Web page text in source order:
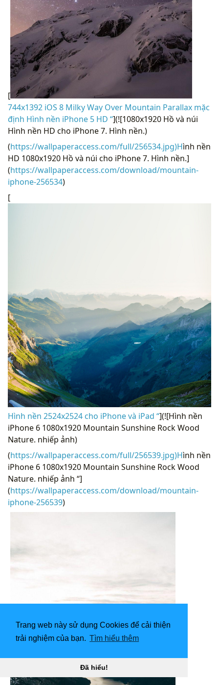
Trang web này sử dụng Cookies để cải thiện
trải nghiệm của bạn. Tìm hiểu thêm
Đã hiểu!
[
744x1392 iOS 8 Milky Way Over Mountain Parallax mặc
định Hình nền iPhone 5 HD “](![1080x1920 Hồ và núi
Hình nền HD cho iPhone 7. Hình nền.)
(https://wallpaperaccess.com/full/256534.jpg)Hình nền
HD 1080x1920 Hồ và núi cho iPhone 7. Hình nền.]
(https://wallpaperaccess.com/download/mountain-
iphone-256534)
[
Hình nền 2524x2524 cho iPhone và iPad “](![Hình nền
iPhone 6 1080x1920 Mountain Sunshine Rock Wood
Nature. nhiếp ảnh)
(https://wallpaperaccess.com/full/256539.jpg)Hình nền
iPhone 6 1080x1920 Mountain Sunshine Rock Wood
Nature. nhiếp ảnh “]
(https://wallpaperaccess.com/download/mountain-
iphone-256539)